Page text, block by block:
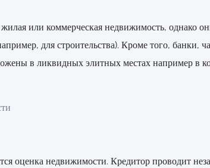
или коммерческая недвижимость, однако
для строительства). Кроме того,
в ликвидных элитных местах например в
оценка недвижимости. Кредитор проводит